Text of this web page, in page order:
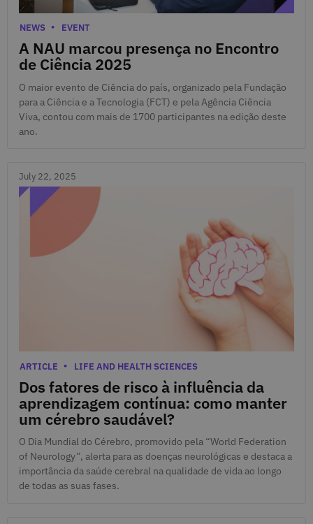
A NAU marcou presença no Encontro
de Ciência 2025
July 23, 2025
Categories
NEWS EVENT
O maior evento de Ciência do país, organizado pela Fundação
para a Ciência e a Tecnologia (FCT) e pela Agência Ciência
Viva, contou com mais de 1700 participantes na edição deste
ano.
July 22, 2025
Dos fatores de risco à influência da
aprendizagem contínua: como manter
um cérebro saudável?
July 22, 2025
Categories
ARTICLE LIFE AND HEALTH SCIENCES
O Dia Mundial do Cérebro, promovido pela “World Federation
of Neurology”, alerta para as doenças neurológicas e destaca a
importância da saúde cerebral na qualidade de vida ao longo
de todas as suas fases.